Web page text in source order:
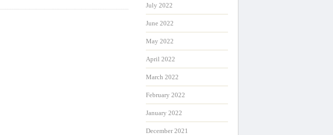
July 2022
June 2022
May 2022
April 2022
March 2022
February 2022
January 2022
December 2021